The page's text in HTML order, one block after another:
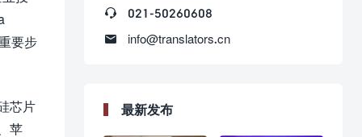
要步
芯片
苹

021-50260608

info@translators.cn
最新发布